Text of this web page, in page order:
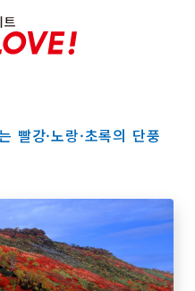
빨강·노랑·초록의 단풍